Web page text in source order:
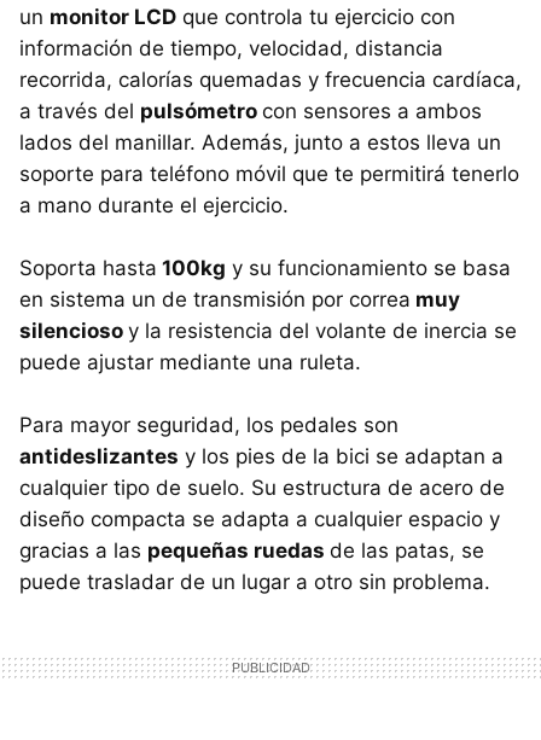
un monitor LCD que controla tu ejercicio con
información de tiempo, velocidad, distancia
recorrida, calorías quemadas y frecuencia cardíaca,
a través del pulsómetro con sensores a ambos
lados del manillar. Además, junto a estos lleva un
soporte para teléfono móvil que te permitirá tenerlo
a mano durante el ejercicio.
Soporta hasta 100kg y su funcionamiento se basa
en sistema un de transmisión por correa muy
silencioso y la resistencia del volante de inercia se
puede ajustar mediante una ruleta.
Para mayor seguridad, los pedales son
antideslizantes y los pies de la bici se adaptan a
cualquier tipo de suelo. Su estructura de acero de
diseño compacta se adapta a cualquier espacio y
gracias a las pequeñas ruedas de las patas, se
puede trasladar de un lugar a otro sin problema.